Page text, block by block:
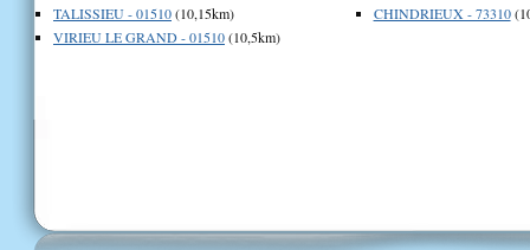
TALISSIEU - 01510(10,15km)
VIRIEU LE GRAND - 01510(10,5km)
CHINDRIEUX - 73310